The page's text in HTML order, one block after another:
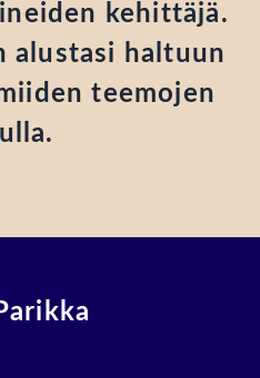
kehittäjä.
alustasi haltuun
teemojen